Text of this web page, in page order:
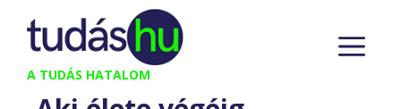
Kilépés
tartalomba
A TUDÁS HATALOM